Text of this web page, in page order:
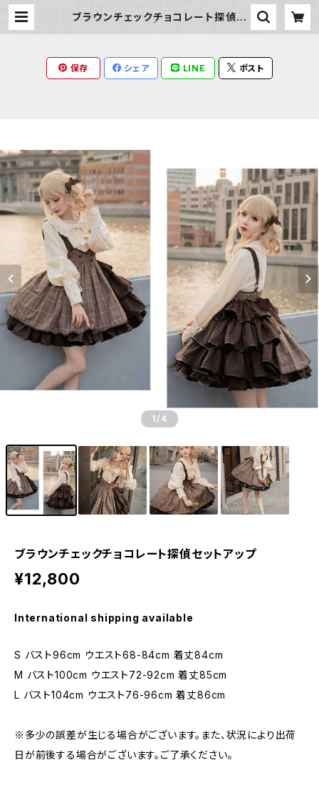
ブラウンチェックチョコレート探偵セ
保存 シェア LINE ポスト
1 /4
ブラウンチェックチョコレート探偵セットアップ
¥12,800
International shipping available
S バスト96cm ウエスト68-84cm 着丈84cm
M バスト100cm ウエスト72-92cm 着丈85cm
L バスト104cm ウエスト76-96cm 着丈86cm
※多少の誤差が生じる場合がございます。また、状況により出荷
日が前後する場合がございます。ご了承ください。